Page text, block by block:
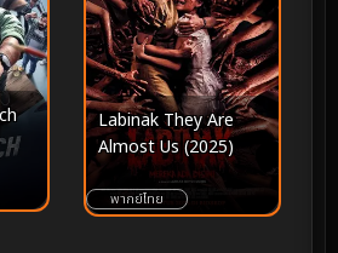
Labinak They Are
Almost Us (2025)
พากย์ไทย